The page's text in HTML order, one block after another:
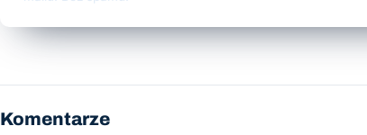
Komentarze